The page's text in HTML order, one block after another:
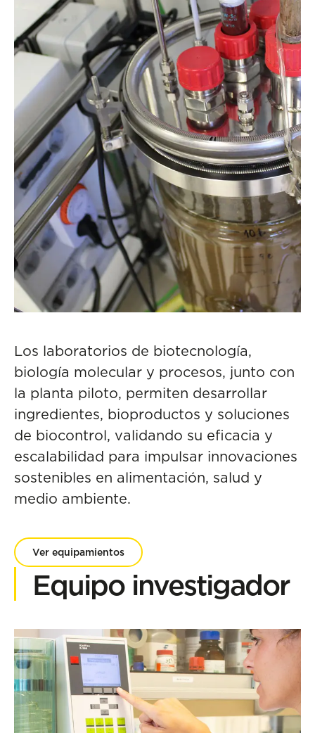
Los laboratorios de biotecnología,
biología molecular y procesos, junto con
la planta piloto, permiten desarrollar
ingredientes, bioproductos y soluciones
de biocontrol, validando su eficacia y
escalabilidad para impulsar innovaciones
sostenibles en alimentación, salud y
medio ambiente.
Ver equipamientos
Equipo investigador